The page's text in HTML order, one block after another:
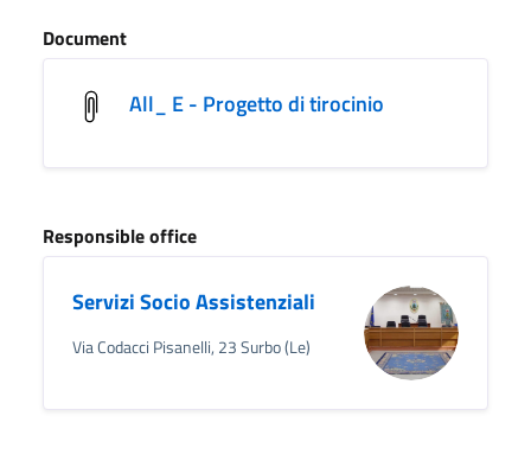
Document
All_ E - Progetto di tirocinio
Responsible office
Servizi Socio Assistenziali
Via Codacci Pisanelli, 23 Surbo (Le)